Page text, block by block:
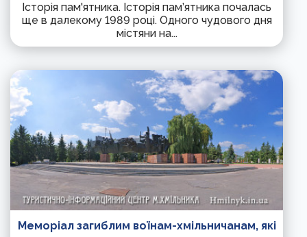
Історія пам'ятника. Історія пам’ятника почалась
ще в далекому 1989 році. Одного чудового дня
містяни на...
Меморіал загиблим воїнам-хмільничанам, які